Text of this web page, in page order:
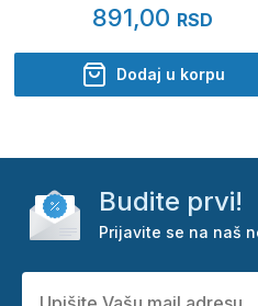
891,00 RSD
Dodaj u korpu
Budite prvi!
Prijavite se na naš